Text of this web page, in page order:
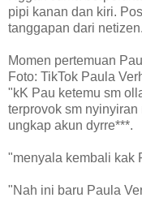
pipi kanan dan kiri.
tanggapan dari netizen.
Momen pertemuan
Foto: TikTok Paula
"kK Pau ketemu sm
terprovok sm
ungkap akun dyrre***.
"menyala kembali kak
"Nah ini baru Paula